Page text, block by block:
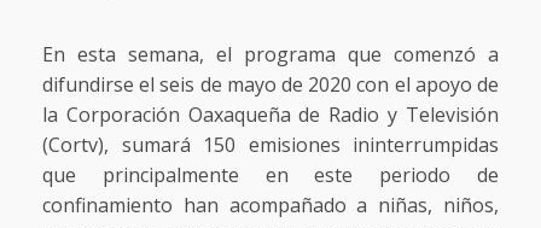
En esta semana, el programa que comenzó a
difundirse el seis de mayo de 2020 con el apoyo de
la Corporación Oaxaqueña de Radio y Televisión
(Cortv), sumará 150 emisiones ininterrumpidas
que principalmente en este periodo de
confinamiento han acompañado a niñas, niños,